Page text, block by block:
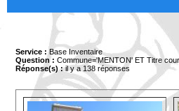
Service : Base Inventaire
Question : Commune='MENTON' ET Titre
Réponse(s) :il y a 138 réponses